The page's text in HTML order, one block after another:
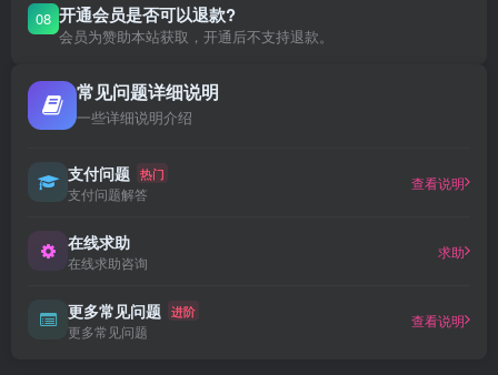
08 开通会员是否可以退款?
会员为赞助本站获取，开通后不支持退款。
常见问题详细说明
一些详细说明介绍
支付问题 热门
支付问题解答
查看说明
在线求助
在线求助咨询
求助
更多常见问题 进阶
更多常见问题
查看说明